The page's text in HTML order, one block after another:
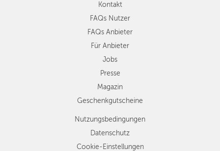
Kontakt
FAQs Nutzer
FAQs Anbieter
Für Anbieter
Jobs
Presse
Magazin
Geschenkgutscheine
Nutzungsbedingungen
Datenschutz
Cookie-Einstellungen